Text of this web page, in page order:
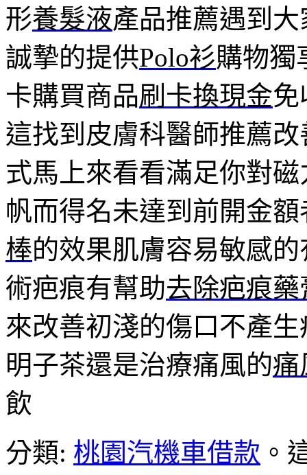
形養髮液產品推薦遇到
誠摯的提供Polo衫購物獨
卡購買商品刷卡換現金免
這找到皮膚科醫師推薦改
式馬上來看看滿足你對
帆而得名未達到前開金
棒的效果肌膚容易敏感
術疤痕有幫助去除疤痕藥
來改善初淺的傷口不產生
明子茶還是治療痛風的痛
飲
分類: 桃園汽機車借款 。